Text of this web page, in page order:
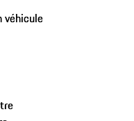
véhicule
véhicule